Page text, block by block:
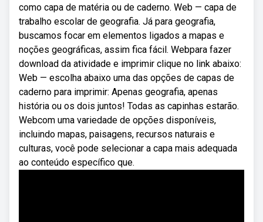
como capa de matéria ou de caderno. Web — capa de
trabalho escolar de geografia. Já para geografia,
buscamos focar em elementos ligados a mapas e
noções geográficas, assim fica fácil. Webpara fazer
download da atividade e imprimir clique no link abaixo:
Web — escolha abaixo uma das opções de capas de
caderno para imprimir: Apenas geografia, apenas
história ou os dois juntos! Todas as capinhas estarão.
Webcom uma variedade de opções disponíveis,
incluindo mapas, paisagens, recursos naturais e
culturas, você pode selecionar a capa mais adequada
ao conteúdo específico que.